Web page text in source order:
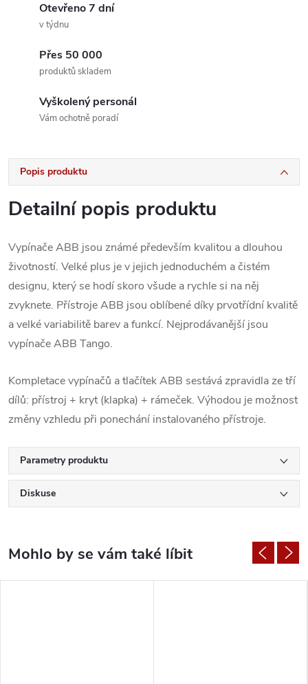
Otevřeno 7 dní
v týdnu
Přes 50 000
produktů skladem
Vyškolený personál
Vám ochotně poradí
Popis produktu
Detailní popis produktu
Vypínače ABB jsou známé především kvalitou a dlouhou
životností. Velké plus je v jejich jednoduchém a čistém
designu, který se hodí skoro všude a rychle si na něj
zvyknete. Přístroje ABB jsou oblíbené díky prvotřídní kvalitě
a velké variabilitě barev a funkcí. Nejprodávanější jsou
vypínače ABB Tango.
Kompletace vypínačů a tlačítek ABB sestává zpravidla ze tří
dílů: přístroj + kryt (klapka) + rámeček. Výhodou je možnost
změny vzhledu při ponechání instalovaného přístroje.
Parametry produktu
Diskuse